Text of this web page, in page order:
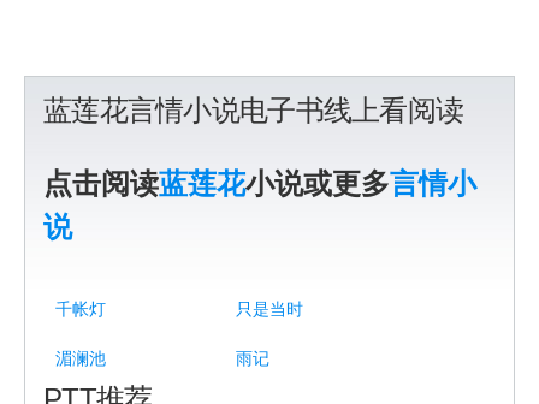
蓝莲花言情小说电子书线上看阅读
点击阅读蓝莲花小说或更多言情小
说
千帐灯 只是当时
湄澜池 雨记